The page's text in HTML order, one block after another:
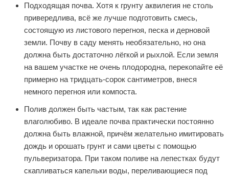
Подходящая почва. Хотя к грунту аквилегия не столь
привередлива, всё же лучше подготовить смесь,
состоящую из листового перегноя, песка и дерновой
земли. Почву в саду менять необязательно, но она
должна быть достаточно лёгкой и рыхлой. Если земля
на вашем участке не очень плодородна, перекопайте её
примерно на тридцать-сорок сантиметров, внеся
немного перегноя или компоста.
Полив должен быть частым, так как растение
влаголюбиво. В идеале почва практически постоянно
должна быть влажной, причём желательно имитировать
дождь и орошать грунт и сами цветы с помощью
пульверизатора. При таком поливе на лепестках будут
скапливаться капельки воды, переливающиеся под